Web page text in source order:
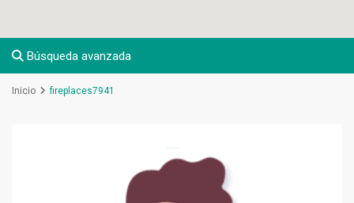
Búsqueda avanzada
Inicio fireplaces7941